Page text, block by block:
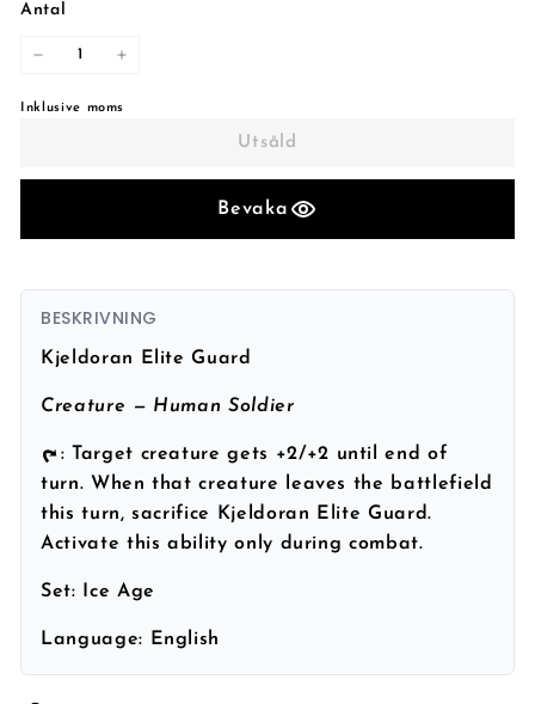
Antal
Inklusive moms
Utsåld
Bevaka
BESKRIVNING
Kjeldoran Elite Guard
Creature — Human Soldier
: Target creature gets +2/+2 until end of
turn. When that creature leaves the battlefield
this turn, sacrifice Kjeldoran Elite Guard.
Activate this ability only during combat.
Set: Ice Age
Language: English